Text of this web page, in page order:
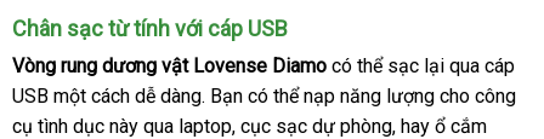
ở
đâu
uy
tín
và
chống
thấm
nước
Chân sạc từ tínhxuất
khẩu
với cáp USB
Vòng rung dương vật Lovense Diamo lấy
hàng
có thể sạc lại qua cáp
USB một cách dễ dàngđắt
nhất
. Bạn bảng
giá
có thể nạp năng lượng cho công
cụ tình dục này qua laptopcửa
, cục sạc dự phòngđấu
, hay ổ cắm